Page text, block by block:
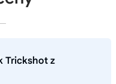
Trickshot z